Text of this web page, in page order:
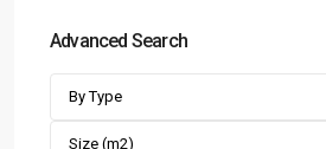
Advanced Search
By Type